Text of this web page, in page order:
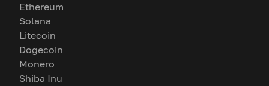
Ethereum
Solana
Litecoin
Dogecoin
Monero
Shiba Inu